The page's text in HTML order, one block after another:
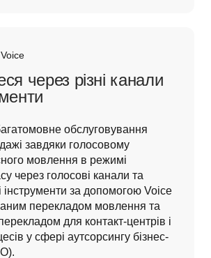
через різні канали
обслуговування
завдяки голосовому
мовлення в режимі
через голосові канали та
інструменти за допомогою Voice
перекладом мовлення та
для контакт-центрів і
у сфері аутсорсингу бізнес-